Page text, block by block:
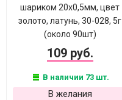
шариком 20х0,5мм, цвет
золото, латунь, 30-028, 5г
(около 90шт)
109 руб.
В наличии 73 шт.
В желания